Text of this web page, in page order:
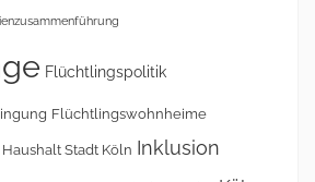
Flüchtlingspolitik
Flüchtlingswohnheime
Haushalt Stadt Köln Inklusion